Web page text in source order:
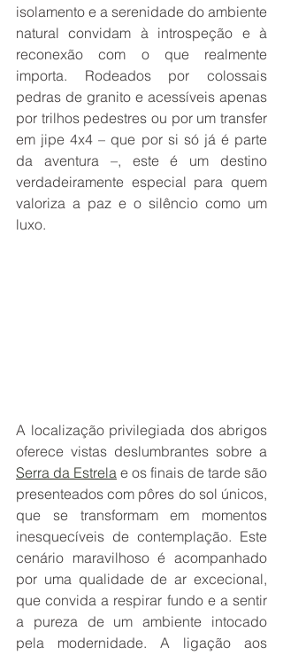
isolamento e a serenidade do ambiente
natural convidam à introspeção e à
reconexão com o que realmente
importa. Rodeados por colossais
pedras de granito e acessíveis apenas
por trilhos pedestres ou por um transfer
em jipe 4x4 – que por si só já é parte
da aventura –, este é um destino
verdadeiramente especial para quem
valoriza a paz e o silêncio como um
luxo.
A localização privilegiada dos abrigos
Serra da Estrela e os finais de tarde são
presenteados com pôres do sol únicos,
que se transformam em momentos
inesquecíveis de contemplação. Este
cenário maravilhoso é acompanhado
por uma qualidade de ar excecional,
que convida a respirar fundo e a sentir
a pureza de um ambiente intocado
pela modernidade. A ligação aos